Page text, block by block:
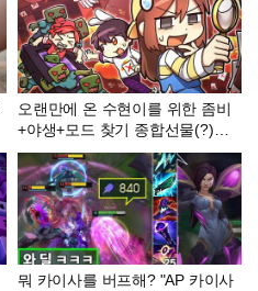
오랜만에 온 수현이를 위한 좀비
+야생+모드 찾기 종합선물(?)세
트
뭐 카이사를 버프해? "AP 카이사